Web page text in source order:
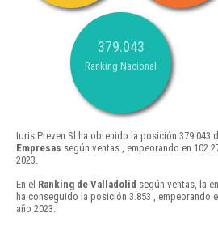
379.043
Ranking Nacional
Iuris Preven Sl ha obtenido la posición 379.043
Empresas según ventas , empeorando en
2023.
En el Ranking de Valladolid según ventas, la
ha conseguido la posición 3.853 , empeorando
año 2023.